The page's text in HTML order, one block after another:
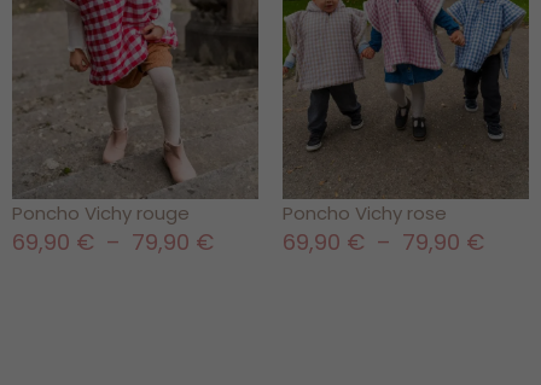
Poncho Vichy rouge
69,90 € – 79,90 €
Poncho Vichy rose
69,90 € – 79,90 €